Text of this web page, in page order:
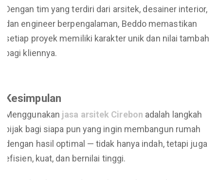
Dengan tim yang terdiri dari arsitek, desainer interior,
dan engineer berpengalaman, Beddo memastikan
setiap proyek memiliki karakter unik dan nilai tambah
bagi kliennya.
Kesimpulan
Menggunakan jasa arsitek Cirebon adalah langkah
bijak bagi siapa pun yang ingin membangun rumah
dengan hasil optimal — tidak hanya indah, tetapi juga
efisien, kuat, dan bernilai tinggi.